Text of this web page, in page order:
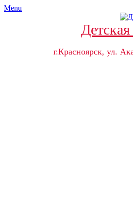
Skip
Menu
г.Красноярск, ул.